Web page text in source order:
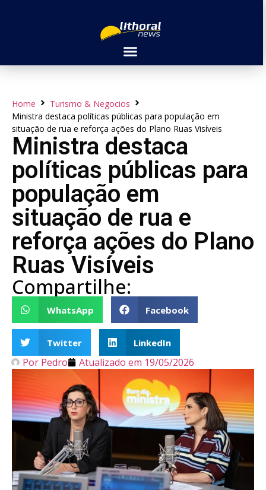
Home
Turismo & Negocios
Ministra destaca políticas públicas para população em
situação de rua e reforça ações do Plano Ruas Visíveis
Ministra destaca
políticas públicas para
população em
situação de rua e
reforça ações do Plano
Ruas Visíveis
Compartilhe:
WhatsApp Facebook
Twitter LinkedIn
Por Pedro Atualizado em 19/05/2026